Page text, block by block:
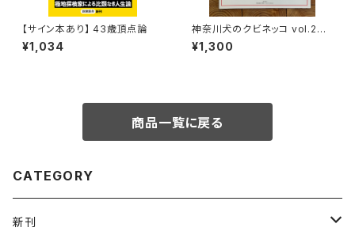
【サイン本あり】 43歳頂点論
¥1,034
神奈川犬のクビネッコ vol.2
特集：CRAFT on my LIFE
¥1,300
商品一覧に戻る
CATEGORY
新刊